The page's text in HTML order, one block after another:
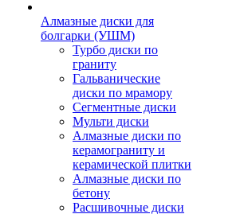
Алмазные диски для
болгарки (УШМ)
Турбо диски по
граниту
Гальванические
диски по мрамору
Сегментные диски
Мульти диски
Алмазные диски по
керамограниту и
керамической плитки
Алмазные диски по
бетону
Расшивочные диски